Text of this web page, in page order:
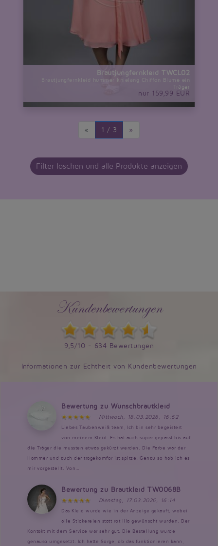
Brautjungfernkleid TWCL02
Brautjungfernkleid hummer knielang Chiffon Blume ein
Träger
nur 159,99 EUR
« 1 / 3 »
Filter löschen und alle Produkte anzeigen
Kundenbewertungen
9,5/10 - 634 Bewertungen
Informationen zur Echtheit von Kundenbewertungen
Bewertung zu Wunschbrautkleid
Mittwoch, 18.03.2026, 16:52
Liebes Taubenweiß team, Ich bin sehr begeistert
von meinem Kleid. Es hat auch super gepasst bis auf
die Träger die mussten etwas gekürzt werden. Die Farbe war der
Hammer und auch der tragekomfor ist spitze. Genau so hab ich es
mir vorgestellt. Von...
Bewertung zu Brautkleid TW0068B
Dienstag, 17.03.2026, 16:14
Das Kleid wurde wie in der Anzeige gekauft, wobei
alle Stickereien statt rot lila gewünscht wurden. Der
Kontakt mit dem Service war sehr gut. Die Bestellung wurde
genauso umgesetzt. Ich hatte Sorge, ob das funktionieren kann,